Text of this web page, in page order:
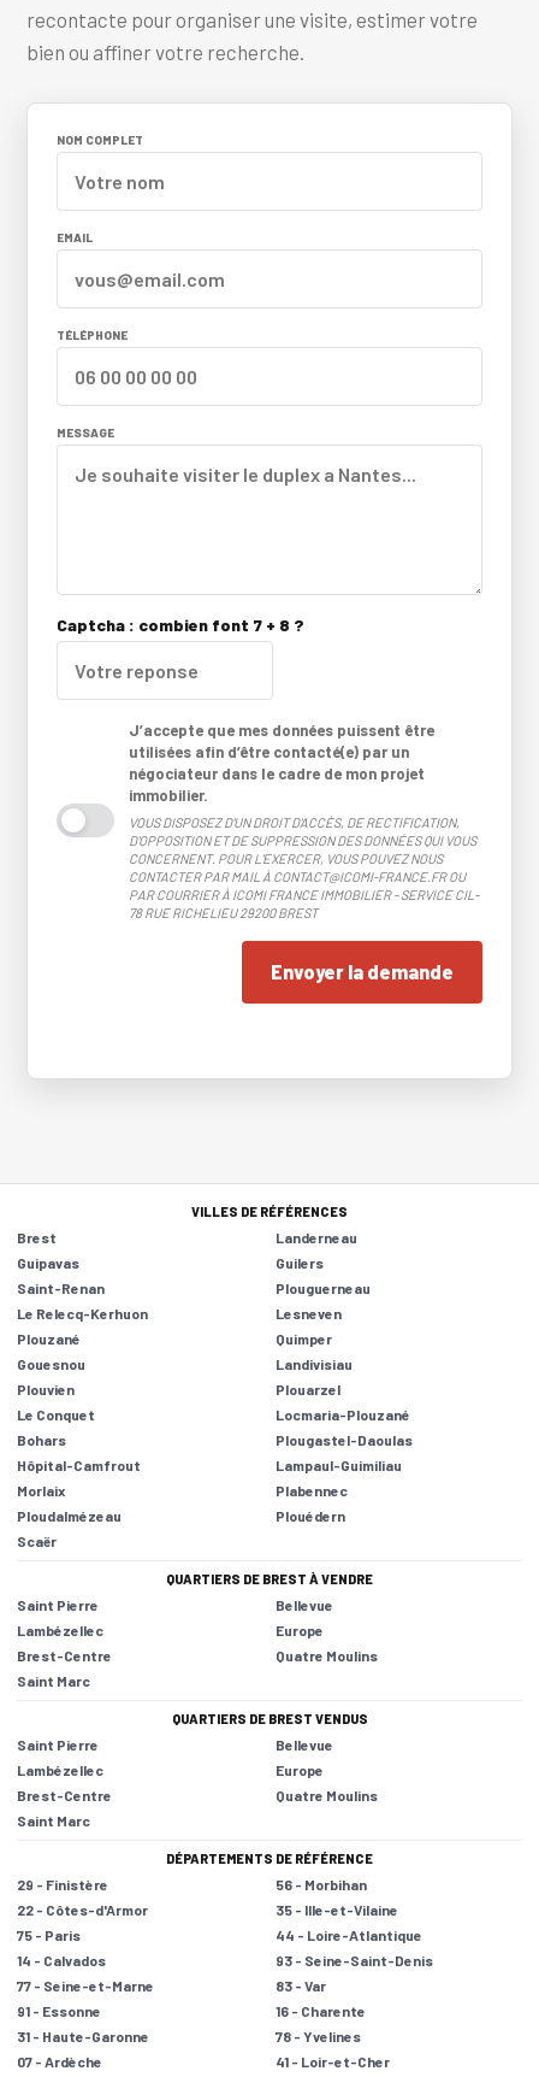
recontacte pour organiser une visite, estimer votre
bien ou affiner votre recherche.
NOM COMPLET
EMAIL
TÉLÉPHONE
MESSAGE
Captcha : combien font 7 + 8 ?
J’accepte que mes données puissent être
utilisées afin d’être contacté(e) par un
négociateur dans le cadre de mon projet
immobilier.
VOUS DISPOSEZ D'UN DROIT D'ACCÈS, DE RECTIFICATION,
D'OPPOSITION ET DE SUPPRESSION DES DONNÉES QUI VOUS
CONCERNENT. POUR L'EXERCER, VOUS POUVEZ NOUS
CONTACTER PAR MAIL À CONTACT@ICOMI-FRANCE.FR OU
PAR COURRIER À ICOMI FRANCE IMMOBILIER - SERVICE CIL-
78 RUE RICHELIEU 29200 BREST
Envoyer la demande
VILLES DE RÉFÉRENCES
Brest
Landerneau
Guipavas
Guilers
Saint-Renan
Plouguerneau
Le Relecq-Kerhuon
Lesneven
Plouzané
Quimper
Gouesnou
Landivisiau
Plouvien
Plouarzel
Le Conquet
Locmaria-Plouzané
Bohars
Plougastel-Daoulas
Hôpital-Camfrout
Lampaul-Guimiliau
Morlaix
Plabennec
Ploudalmézeau
Plouédern
Scaër
QUARTIERS DE BREST À VENDRE
Saint Pierre
Bellevue
Lambézellec
Europe
Brest-Centre
Quatre Moulins
Saint Marc
QUARTIERS DE BREST VENDUS
Saint Pierre
Bellevue
Lambézellec
Europe
Brest-Centre
Quatre Moulins
Saint Marc
DÉPARTEMENTS DE RÉFÉRENCE
29 - Finistère
56 - Morbihan
22 - Côtes-d'Armor
35 - Ille-et-Vilaine
75 - Paris
44 - Loire-Atlantique
14 - Calvados
93 - Seine-Saint-Denis
77 - Seine-et-Marne
83 - Var
91 - Essonne
16 - Charente
31 - Haute-Garonne
78 - Yvelines
07 - Ardèche
41 - Loir-et-Cher